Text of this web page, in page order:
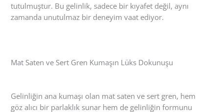
tutulmuştur. Bu gelinlik, sadece bir kıyafet değil, aynı
zamanda unutulmaz bir deneyim vaat ediyor.
Mat Saten ve Sert Gren Kumaşın Lüks Dokunuşu
Gelinliğin ana kumaşı olan mat saten ve sert gren, hem
göz alıcı bir parlaklık sunar hem de gelinliğin formunu